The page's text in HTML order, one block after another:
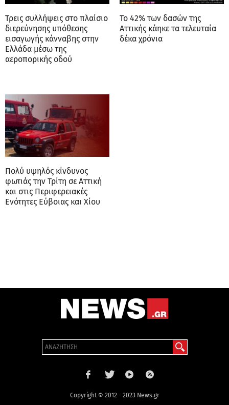
Τρεις συλλήψεις στο πλαίσιο
διερεύνησης υπόθεσης
εισαγωγής κάνναβης στην
Ελλάδα μέσω της
αεροπορικής οδού
Το 42% των δασών της
Αττικής κάηκε τα τελευταία
δέκα χρόνια
Πολύ υψηλός κίνδυνος
φωτιάς την Τρίτη σε Αττική
και στις Περιφερειακές
Ενότητες Εύβοιας και Χίου
Copyright © 2012 - 2023 News.gr